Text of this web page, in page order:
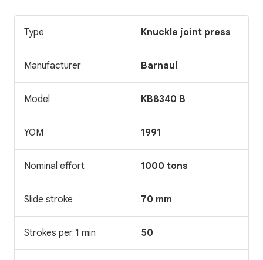
Type Knuckle joint press
Manufacturer Barnaul
Model KB8340 B
YOM 1991
Nominal effort 1000 tons
Slide stroke 70 mm
Strokes per 1 min 50